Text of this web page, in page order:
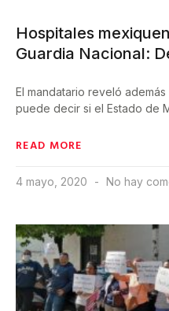
Hospitales
Guardia Nacional:
El mandatario reveló
puede decir si el Estado de
READ MORE
4 mayo, 2020 No hay